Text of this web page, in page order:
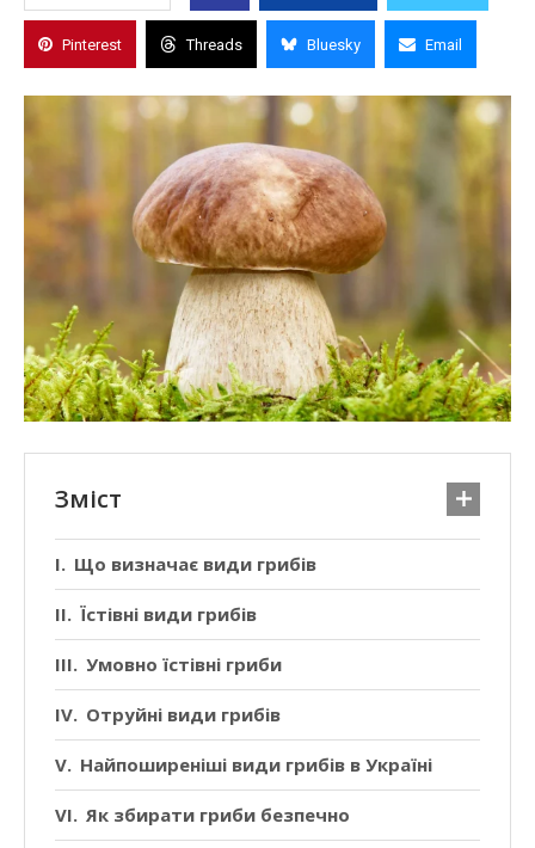
Pinterest Threads Bluesky Email
Зміст
Що визначає види грибів
Їстівні види грибів
Умовно їстівні гриби
Отруйні види грибів
Найпоширеніші види грибів в Україні
Як збирати гриби безпечно